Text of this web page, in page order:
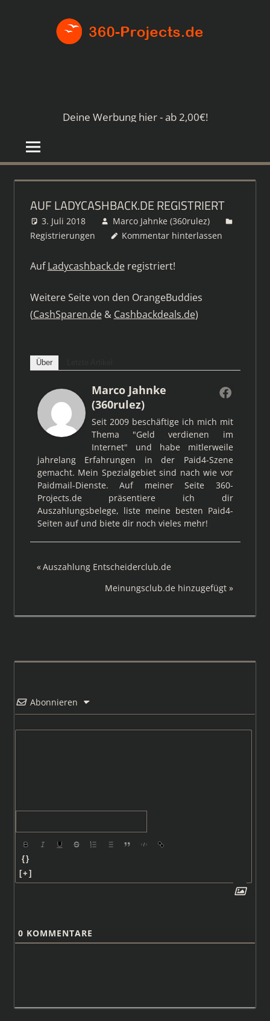
Deine Werbung hier - ab 2,00€!
AUF LADYCASHBACK.DE REGISTRIERT
3. Juli 2018
Marco Jahnke (360rulez)
Registrierungen
Kommentar hinterlassen
AufLadycashback.deregistriert!
Weitere Seite von den OrangeBuddies
(CashSparen.de& Cashbackdeals.de)
Über
Marco Jahnke
(360rulez)
Seit 2009 beschäftige ich mich mit
Thema "Geld verdienen im
Internet" und habe mitlerweile
jahrelang Erfahrungen in der Paid4-Szene
gemacht. Mein Spezialgebiet sind nach wie vor
Paidmail-Dienste. Auf meiner Seite 360-
Projects.de präsentiere ich dir
Auszahlungsbelege, liste meine besten Paid4-
Seiten auf und biete dir noch vieles mehr!
Beitragsnavigation
Vorheriger
Auszahlung Entscheiderclub.de
Nächster
Meinungsclub.de hinzugefügt
Abonnieren
{}
[+]
0 KOMMENTARE